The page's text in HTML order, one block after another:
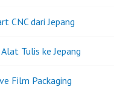
CNC dari Jepang
Tulis ke Jepang
Film Packaging